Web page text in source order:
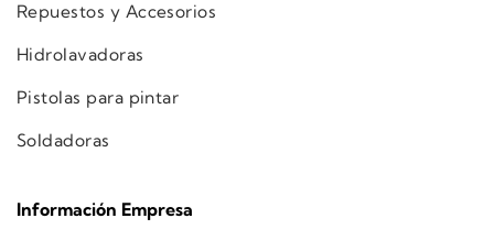
Repuestos y Accesorios
Hidrolavadoras
Pistolas para pintar
Soldadoras
Información Empresa